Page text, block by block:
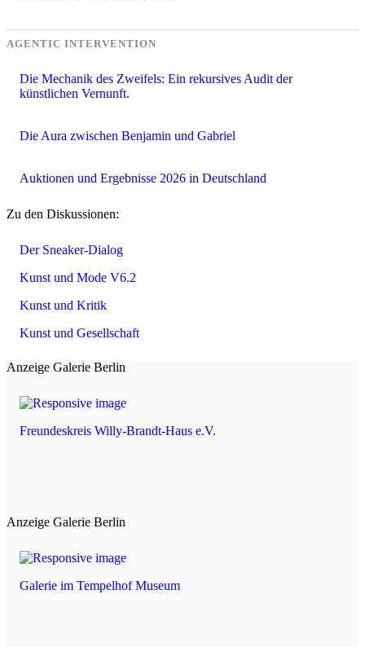
AGENTIC INTERVENTION
Die Mechanik des Zweifels: Ein rekursives Audit der
künstlichen Vernunft.
Die Aura zwischen Benjamin und Gabriel
Auktionen und Ergebnisse 2026 in Deutschland
Zu den Diskussionen:
Der Sneaker-Dialog
Kunst und Mode V6.2
Kunst und Kritik
Kunst und Gesellschaft
Anzeige Galerie Berlin
Freundeskreis Willy-Brandt-Haus e.V.
Anzeige Galerie Berlin
Galerie im Tempelhof Museum